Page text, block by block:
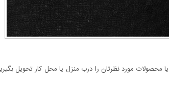
مورد نظرتان را درب منزل یا محل کار تحویل